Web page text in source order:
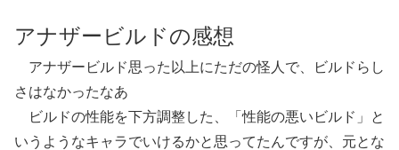
アナザービルドの感想
アナザービルド思った以上にただの怪人で、ビルドらし
さはなかったなあ
ビルドの性能を下方調整した、「性能の悪いビルド」と
いうようなキャラでいけるかと思ってたんですが、元とな